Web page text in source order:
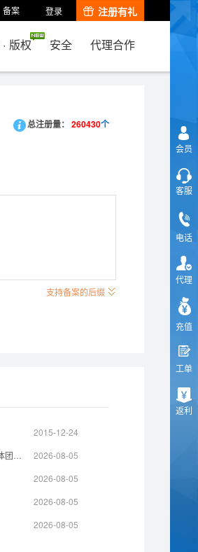
备案 登录 注册有礼
· 版权 安全 代理合作
总注册量： 260430个
支持备案的后缀
2015-12-24
杰克·多西旗下Block.xyz推出协作平台Buzz.xyz，为人类与AI智能体团队打造共享工作空间
2026-08-05
2026-08-05
2026-08-05
2026-08-05
会员
客服
电话
代理
充值
工单
返利